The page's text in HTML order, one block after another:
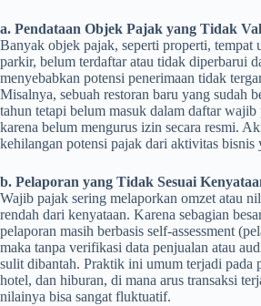
a. Pendataan Objek Pajak yang Tidak
Banyak objek pajak, seperti properti, tempat
parkir, belum terdaftar atau tidak diperbarui
menyebabkan potensi penerimaan tidak
Misalnya, sebuah restoran baru yang sudah
tahun tetapi belum masuk dalam daftar wajib
karena belum mengurus izin secara resmi.
kehilangan potensi pajak dari aktivitas bisnis
b. Pelaporan yang Tidak Sesuai
Wajib pajak sering melaporkan omzet atau
rendah dari kenyataan. Karena sebagian
pelaporan masih berbasis self-assessment
maka tanpa verifikasi data penjualan atau
sulit dibantah. Praktik ini umum terjadi pada
hotel, dan hiburan, di mana arus transaksi
nilainya bisa sangat fluktuatif.